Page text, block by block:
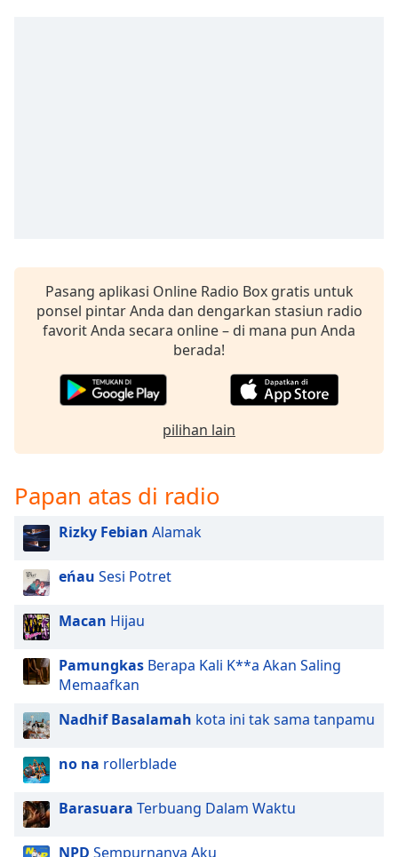
Pasang aplikasi Online Radio Box gratis untuk
ponsel pintar Anda dan dengarkan stasiun radio
favorit Anda secara online – di mana pun Anda
berada!
pilihan lain
Papan atas di radio
Rizky Febian Alamak
eńau Sesi Potret
Macan Hijau
Pamungkas Berapa Kali K**a Akan Saling
Memaafkan
Nadhif Basalamah kota ini tak sama tanpamu
no na rollerblade
Barasuara Terbuang Dalam Waktu
NPD Sempurnanya Aku